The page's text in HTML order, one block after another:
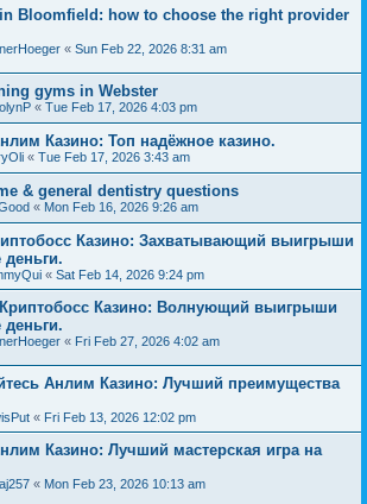
Bloomfield: how to choose the right provider
« Sun Feb 22, 2026 8:31 am
gyms in Webster
« Tue Feb 17, 2026 4:03 pm
Казино: Топ надёжное казино.
« Tue Feb 17, 2026 3:43 am
& general dentistry questions
« Mon Feb 16, 2026 9:26 am
Казино: Захватывающий выигрыши
« Sat Feb 14, 2026 9:24 pm
Казино: Волнующий выигрыши
« Fri Feb 27, 2026 4:02 am
Анлим Казино: Лучший преимущества
« Fri Feb 13, 2026 12:02 pm
Казино: Лучший мастерская игра на
« Mon Feb 23, 2026 10:13 am